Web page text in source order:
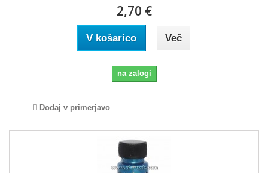
2,70 €
V košarico Več
na zalogi
Dodaj v primerjavo